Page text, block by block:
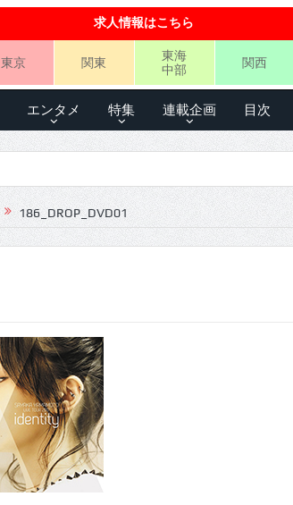
求人情報はこちら
東京 関東
東海
中部
関西
エンタメ 特集 連載企画 目次
186_DROP_DVD01